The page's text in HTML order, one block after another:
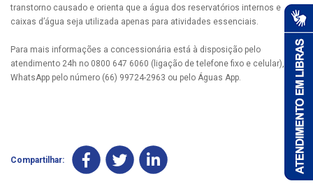
transtorno causado e orienta que a água dos reservatórios internos e
caixas d’água seja utilizada apenas para atividades essenciais.
Para mais informações a concessionária está à disposição pelo
atendimento 24h no 0800 647 6060 (ligação de telefone fixo e celular), via
WhatsApp pelo número (66) 99724-2963 ou pelo Águas App.
Compartilhar: